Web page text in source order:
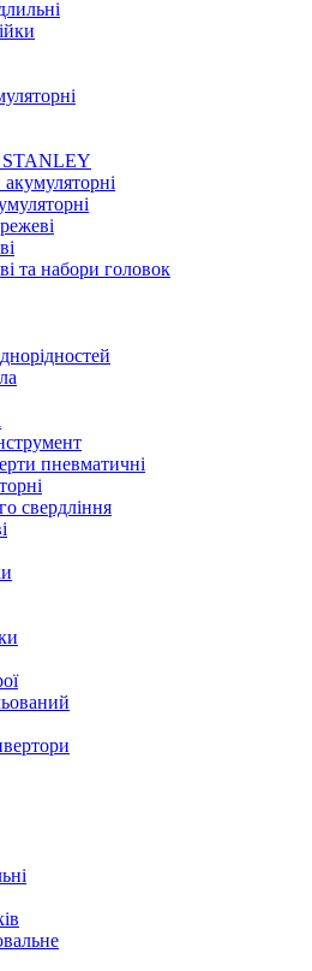
STANLEY
та набори головок
пневматичні
свердління